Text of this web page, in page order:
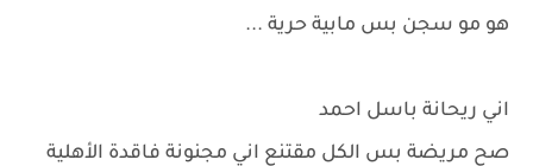
هو مو سجن بس مابية حرية ...
اني ريحانة باسل احمد
صح مريضة بس الكل مقتنع اني مجنونة فاقدة الأهلية